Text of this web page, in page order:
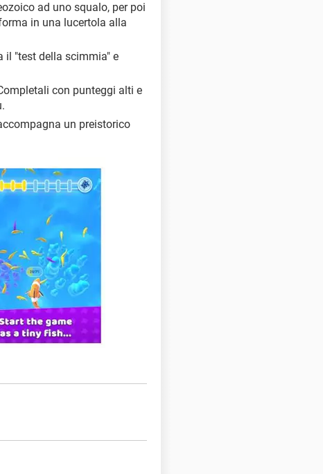
ad uno squalo, per poi
in una lucertola alla
il "test della scimmia" e
con punteggi alti e
un preistorico